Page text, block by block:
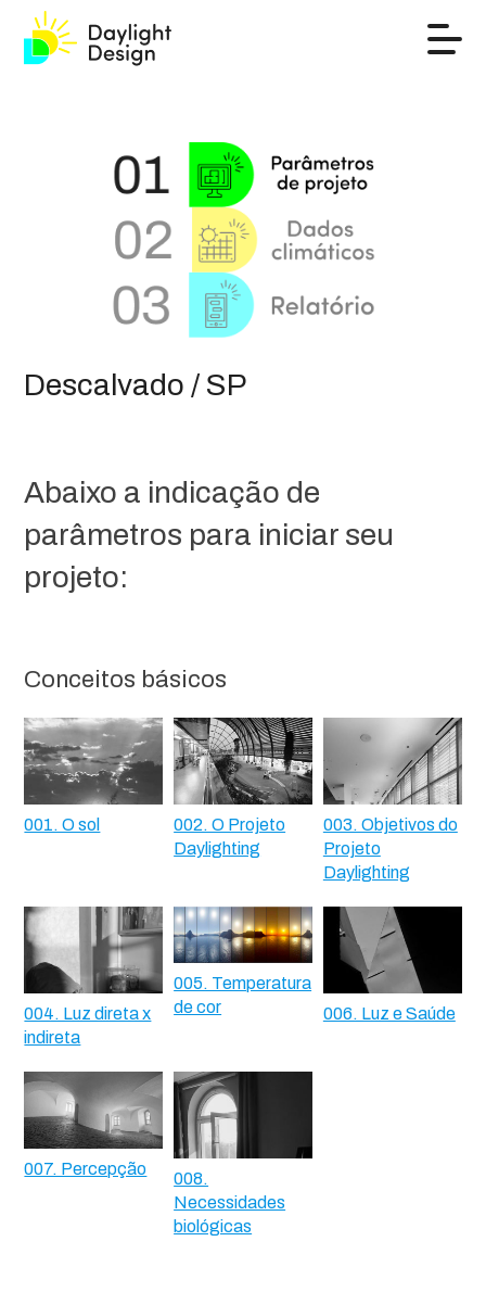
Descalvado / SP
Abaixo a indicação de
parâmetros para iniciar seu
projeto:
Conceitos básicos
001. O sol
002. O Projeto
Daylighting
003. Objetivos do
Projeto
Daylighting
004. Luz direta x
indireta
005. Temperatura
de cor
006. Luz e Saúde
007. Percepção
008.
Necessidades
biológicas